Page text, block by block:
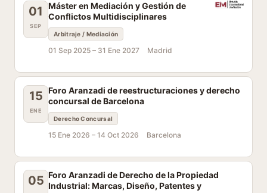
01
SEP
Máster en Mediación y Gestión de
Conflictos Multidisciplinares
Arbitraje / Mediación
01 Sep 2025 – 31 Ene 2027 Madrid
15
ENE
Foro Aranzadi de reestructuraciones y derecho
concursal de Barcelona
Derecho Concursal
15 Ene 2026 – 14 Oct 2026 Barcelona
05 Foro Aranzadi de Derecho de la Propiedad
Industrial: Marcas, Diseño, Patentes y